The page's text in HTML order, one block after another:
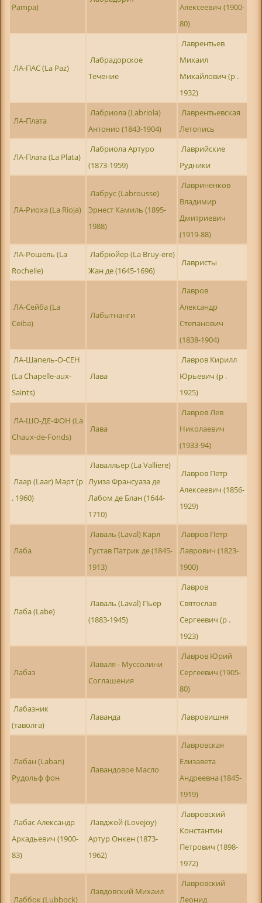
Pampa)
Алексеевич (1900-
80)
ЛА-ПАС (La Paz)
Лабрадорское
Течение
Лаврентьев
Михаил
Михайлович (р .
1932)
ЛА-Плата
Лабриола (Labriola)
Антонио (1843-1904)
Лаврентьевская
Летопись
ЛА-Плата (La Plata)
Лабриола Артуро
(1873-1959)
Лаврийские
Рудники
ЛА-Риоха (La Rioja)
Лабрус (Labrousse)
Эрнест Камиль (1895-
1988)
Лавриненков
Владимир
Дмитриевич
(1919-88)
ЛА-Рошель (La
Rochelle)
Лабрюйер (La Bruy-ere)
Жан де (1645-1696)
Лавристы
ЛА-Сейба (La
Ceiba)
Лабытнанги
Лавров
Александр
Степанович
(1838-1904)
ЛА-Шапель-О-СЕН
(La Chapelle-aux-
Saints)
Лава
Лавров Кирилл
Юрьевич (р .
1925)
ЛА-ШО-ДЕ-ФОН (La
Chaux-de-Fonds)
Лава
Лавров Лев
Николаевич
(1933-94)
Лаар (Laar) Март (р
. 1960)
Лавалльер (La Valliere)
Луиза Франсуаза де
Лабом де Блан (1644-
1710)
Лавров Петр
Алексеевич (1856-
1929)
Лаба
Лаваль (Laval) Карл
Густав Патрик де (1845-
1913)
Лавров Петр
Лаврович (1823-
1900)
Лаба (Labe)
Лаваль (Laval) Пьер
(1883-1945)
Лавров
Святослав
Сергеевич (р .
1923)
Лабаз
Лаваля - Муссолини
Соглашения
Лавров Юрий
Сергеевич (1905-
80)
Лабазник
(таволга)
Лаванда Лавровишня
Лабан (Laban)
Рудольф фон
Лавандовое Масло
Лавровская
Елизавета
Андреевна (1845-
1919)
Лабас Александр
Аркадьевич (1900-
83)
Лавджой (Lovejoy)
Артур Онкен (1873-
1962)
Лавровский
Константин
Петрович (1898-
1972)
Лаббок (Lubbock)
Лавдовский Михаил
Лавровский
Леонид